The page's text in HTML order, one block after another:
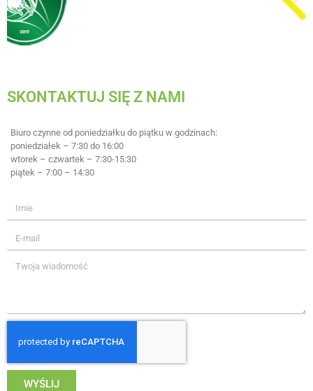
SKONTAKTUJ SIĘ Z NAMI
Biuro czynne od poniedziałku do piątku w godzinach:
poniedziałek – 7:30 do 16:00
wtorek – czwartek – 7:30-15:30
piątek – 7:00 – 14:30
WYŚLIJ